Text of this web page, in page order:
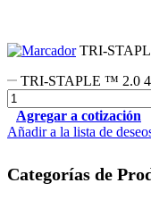
TRI-
TRI-STAPLE ™ 2.0
Agregar a cotización
Añadir a la lista de
Categorías de